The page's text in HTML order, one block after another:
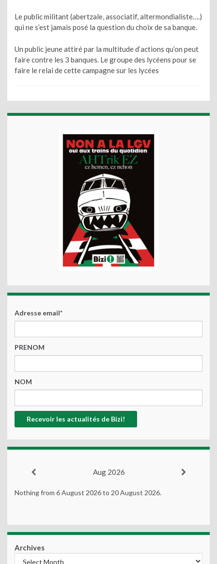
Le public militant (abertzale, associatif, altermondialiste….)
qui ne s’est jamais posé la question du choix de sa banque.
Un public jeune attiré par la multitude d’actions qu’on peut
faire contre les 3 banques. Le groupe des lycéens pour se
faire le relai de cette campagne sur les lycées
Adresse email*
PRENOM
NOM
Aug 2026
Nothing from 6 August 2026 to 20 August 2026.
Archives